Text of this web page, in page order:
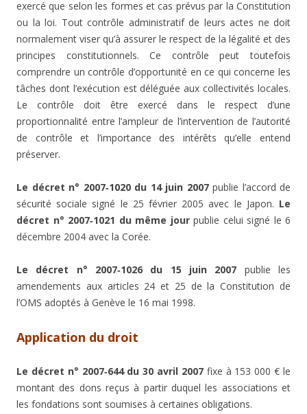
exercé que selon les formes et cas prévus par la Constitution
ou la loi. Tout contrôle administratif de leurs actes ne doit
normalement viser qu’à assurer le respect de la légalité et des
principes constitutionnels. Ce contrôle peut toutefois
comprendre un contrôle d’opportunité en ce qui concerne les
tâches dont l’exécution est déléguée aux collectivités locales.
Le contrôle doit être exercé dans le respect d’une
proportionnalité entre l’ampleur de l’intervention de l’autorité
de contrôle et l’importance des intérêts qu’elle entend
préserver.
Le décret n° 2007‑1020 du 14 juin 2007publie l’accord de
sécurité sociale signé le 25 février 2005 avec le Japon. Le
décret n° 2007‑1021 du même jourpublie celui signé le 6
décembre 2004 avec la Corée.
Le décret n° 2007‑1026 du 15 juin 2007 publie les
amendements aux articles 24 et 25 de la Constitution de
l’OMS adoptés à Genève le 16 mai 1998.
Application du droit
Le décret n° 2007‑644 du 30 avril 2007fixe à 153 000 € le
montant des dons reçus à partir duquel les associations et
les fondations sont soumises à certaines obligations.